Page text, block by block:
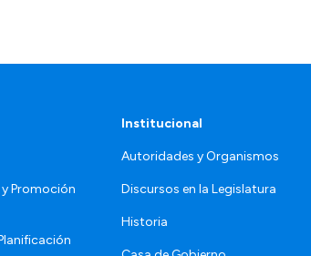
Promoción
Institucional
Autoridades y Organismos
Discursos en la Legislatura
Historia